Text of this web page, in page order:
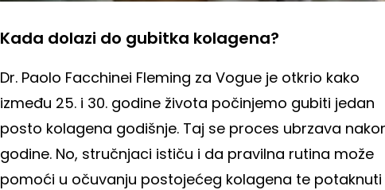
Kada dolazi do gubitka kolagena?
Dr. Paolo Facchinei Fleming za Vogue je otkrio kako
između 25. i 30. godine života počinjemo gubiti jedan
posto kolagena godišnje. Taj se proces ubrzava
godine. No, stručnjaci ističu i da pravilna rutina može
pomoći u očuvanju postojećeg kolagena te potaknuti